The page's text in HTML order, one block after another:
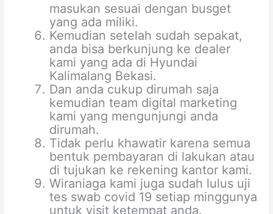
masukan sesuai dengan busget
yang ada miliki.
Kemudian setelah sudah sepakat,
anda bisa berkunjung ke dealer
kami yang ada di Hyundai
Kalimalang Bekasi.
Dan anda cukup dirumah saja
kemudian team digital marketing
kami yang mengunjungi anda
dirumah.
Tidak perlu khawatir karena semua
bentuk pembayaran di lakukan atau
di tujukan ke rekening kantor kami.
Wiraniaga kami juga sudah lulus uji
tes swab covid 19 setiap minggunya
untuk visit ketempat anda.